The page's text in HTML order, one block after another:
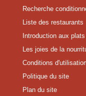
Recherche
Liste des restaurants
Introduction aux
Les joies de la
Conditions
Politique du site
Plan du site